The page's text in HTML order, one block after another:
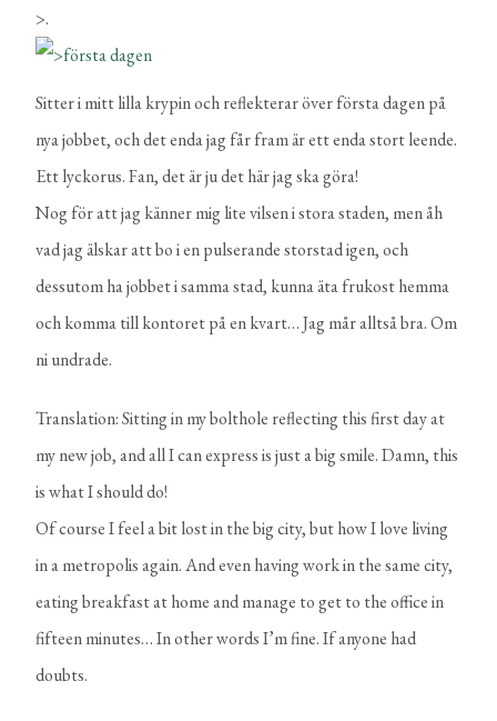
>.
Sitter i mitt lilla krypinoch reflekterar över första dagen på
nya jobbet, och det enda jag får fram är ett enda stort leende.
Ett lyckorus. Fan, det är ju det här jag ska göra!
Nog för att jag känner mig lite vilsen i stora staden, men åh
vad jag älskar att bo i en pulserande storstad igen, och
dessutom ha jobbet i samma stad, kunna äta frukost hemma
och komma till kontoret på en kvart… Jag mår alltså bra. Om
ni undrade.
Translation:Sitting in my bolthole reflecting this first day at
my new job, and all I can express is just a big smile. Damn, this
is what I should do!
Of course I feel a bit lost in the big city, but how I love living
in a metropolis again. And even having work in the same city,
eating breakfast at home and manage to get to the office in
fifteen minutes… In other words I’m fine. If anyone had
doubts.